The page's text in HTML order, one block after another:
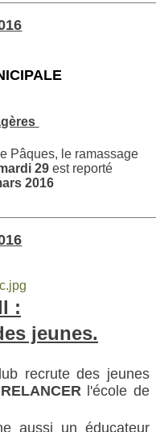
Pâques, le ramassage
29 est reporté
2016
:
jeunes.
recrute des jeunes
RELANCERl'école de
aussi un éducateur